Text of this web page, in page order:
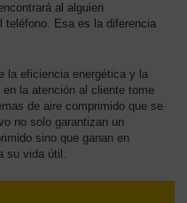
al alguien
teléfono. Esa es la diferencia
la eficiencia energética y la
la atención al cliente tome
de aire comprimido que se
no solo garantizan un
sino que ganan en
su vida útil.